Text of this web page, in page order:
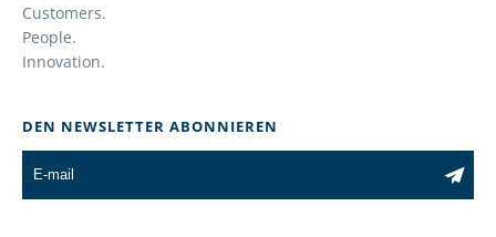
Customers.
People.
Innovation.
DEN NEWSLETTER ABONNIEREN